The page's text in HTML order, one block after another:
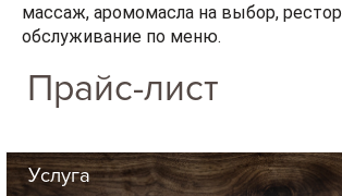
массаж, аромомасла на выбор,
обслуживание по меню.
Прайс-лист
Услуга